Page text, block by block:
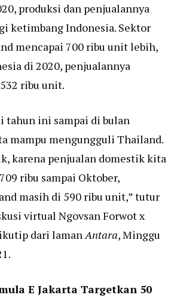
produksi dan penjualannya
ketimbang Indonesia. Sektor
mencapai 700 ribu unit lebih,
di 2020, penjualannya
ribu unit.
tahun ini sampai di bulan
mampu mengungguli Thailand.
karena penjualan domestik kita
ribu sampai Oktober,
masih di 590 ribu unit,” tutur
virtual Ngovsan Forwot x
dari lamanAntara, Minggu
E Jakarta Targetkan 50